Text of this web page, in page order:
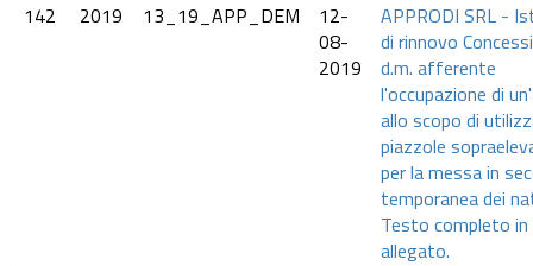
142
2019 13_19_APP_DEM
12-
08-
2019
APPRODI SRL -
di rinnovo
d.m. afferente
l'occupazione di
allo scopo di
piazzole
per la messa in
temporanea dei
Testo completo in
allegato.